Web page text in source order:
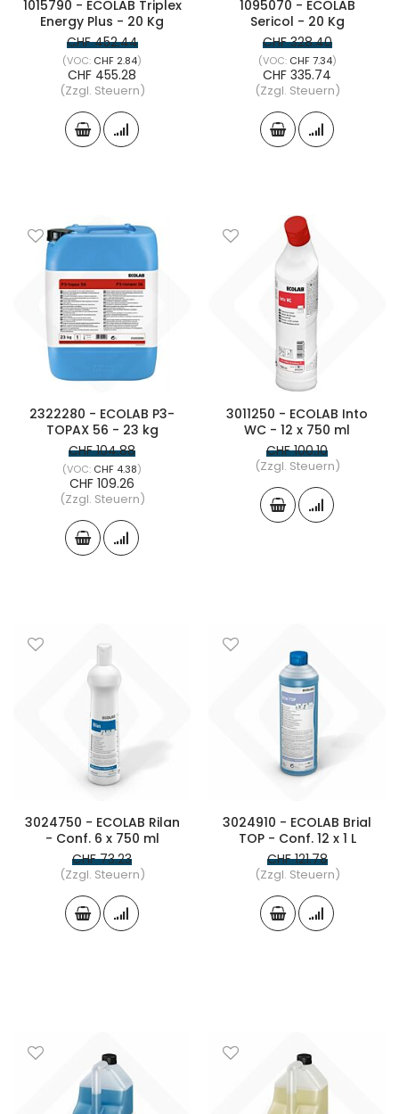
1015790 - ECOLAB Triplex
Energy Plus - 20 Kg
CHF 452.44
CHF 2.84
CHF 455.28
(Zzgl. Steuern)
1095070 - ECOLAB
Sericol - 20 Kg
CHF 328.40
CHF 7.34
CHF 335.74
(Zzgl. Steuern)
2322280 - ECOLAB P3-
TOPAX 56 - 23 kg
CHF 104.88
CHF 4.38
CHF 109.26
(Zzgl. Steuern)
3011250 - ECOLAB Into
WC - 12 x 750 ml
CHF 100.10
(Zzgl. Steuern)
3024750 - ECOLAB Rilan
- Conf. 6 x 750 ml
CHF 73.23
(Zzgl. Steuern)
3024910 - ECOLAB Brial
TOP - Conf. 12 x 1 L
CHF 121.78
(Zzgl. Steuern)